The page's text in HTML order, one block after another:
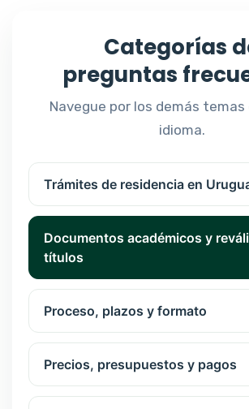
Categorías
preguntas
Navegue por los demás temas
idioma.
Trámites de residencia en
Documentos académicos y
títulos
Proceso, plazos y formato
Precios, presupuestos y pagos